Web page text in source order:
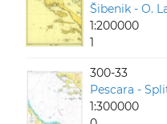
Šibenik - O.
1:200000
1
300-33
Pescara -
1:300000